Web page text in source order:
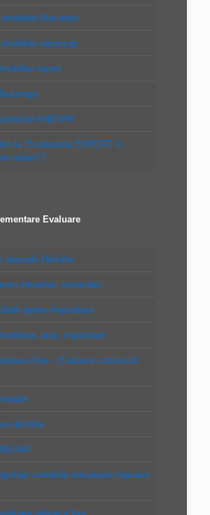
imobiliari Bucureşti
imobiliari autorizaţi
expert
ANEVAR
la “Evaluatorul EXPERT în
rutiere”?
Evaluare
speciale Definitie
intravilan, extravilan
pentru impozitare
auto, impozitare
fixe – Evaluare constructii
definitie
contabile reevaluare mijloace